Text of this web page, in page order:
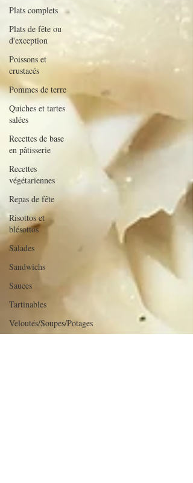
Plats complets
Plats de fête ou
d'exception
Poissons et
crustacés
Pommes de terre
Quiches et tartes
salées
Recettes de base
en pâtisserie
Recettes
végétariennes
Repas de fête
Risottos et
blésottos
Salades
Sandwichs
Sauces
Tartinables
Veloutés/Soupes/Potages